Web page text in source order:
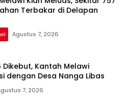
Terbakar di Delapan
Agustus 7, 2026
Dikebut, Kantah Melawi
dengan Desa Nanga Libas
7, 2026